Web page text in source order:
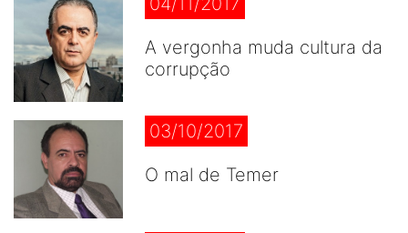
A vergonha muda cultura da
corrupção
03/10/2017
O mal de Temer